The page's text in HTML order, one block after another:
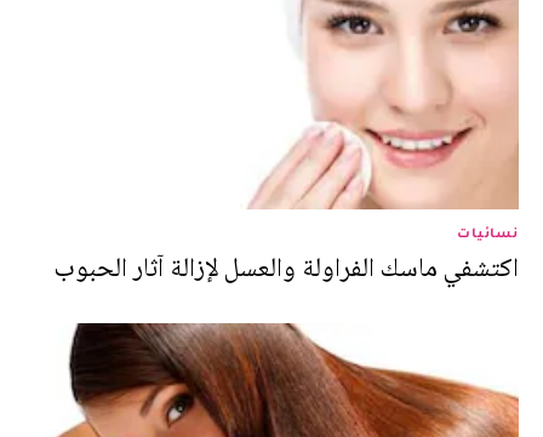
نسائيات
اكتشفي ماسك الفراولة والعسل لإزالة آثار الحبوب